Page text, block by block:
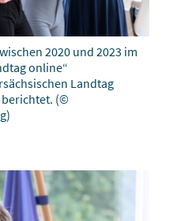
2020 und 2023 im
online“
Landtag
(©